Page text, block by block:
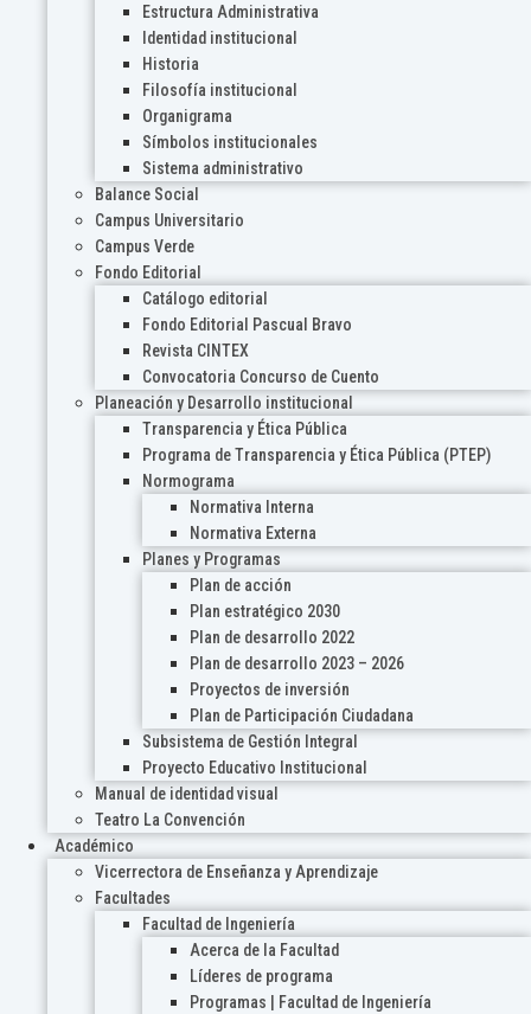
Estructura Administrativa
Identidad institucional
Historia
Filosofía institucional
Organigrama
Símbolos institucionales
Sistema administrativo
Balance Social
Campus Universitario
Campus Verde
Fondo Editorial
Catálogo editorial
Fondo Editorial Pascual Bravo
Revista CINTEX
Convocatoria Concurso de Cuento
Planeación y Desarrollo institucional
Transparencia y Ética Pública
Programa de Transparencia y Ética Pública (PTEP)
Normograma
Normativa Interna
Normativa Externa
Planes y Programas
Plan de acción
Plan estratégico 2030
Plan de desarrollo 2022
Plan de desarrollo 2023 – 2026
Proyectos de inversión
Plan de Participación Ciudadana
Subsistema de Gestión Integral
Proyecto Educativo Institucional
Manual de identidad visual
Teatro La Convención
Académico
Vicerrectora de Enseñanza y Aprendizaje
Facultades
Facultad de Ingeniería
Acerca de la Facultad
Líderes de programa
Programas | Facultad de Ingeniería